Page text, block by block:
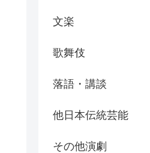
文楽
歌舞伎
落語・講談
他日本伝統芸能
その他演劇